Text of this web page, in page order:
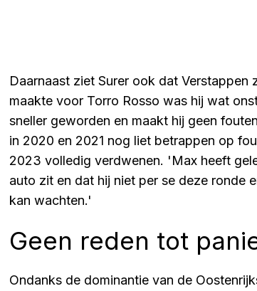
Daarnaast ziet Surer ook dat
maakte voor Torro Rosso was hij wat
sneller geworden en maakt hij geen
in 2020 en 2021 nog liet betrappen op
2023 volledig verdwenen. 'Max heeft
auto zit en dat hij niet per se deze ronde
kan wachten.'
Geen reden tot
Ondanks de dominantie van de